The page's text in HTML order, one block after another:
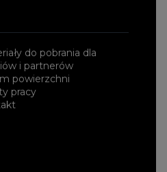
do pobrania dla
i partnerów
powierzchni
pracy